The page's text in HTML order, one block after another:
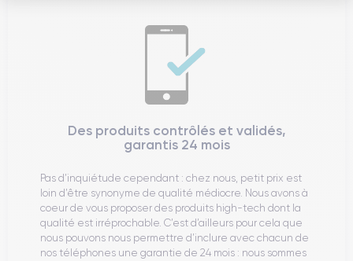
Des produits contrôlés et validés,
garantis 24 mois
Pas d’inquiétude cependant : chez nous, petit prix est
loin d’être synonyme de qualité médiocre. Nous avons à
coeur de vous proposer des produits high-tech dont la
qualité est irréprochable. C’est d’ailleurs pour cela que
nous pouvons nous permettre d’inclure avec chacun de
nos téléphones une garantie de 24 mois : nous sommes